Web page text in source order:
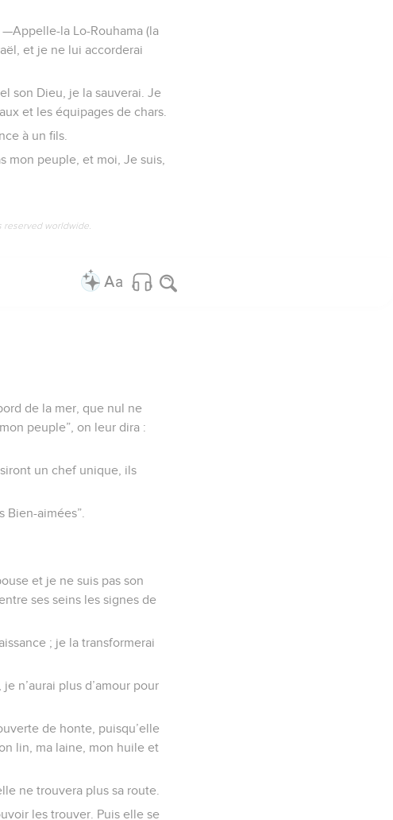
la Lo-Rouhama (la
et je ne lui accorderai
son Dieu, je la sauverai. Je
et les équipages de chars.
à un fils.
mon peuple, et moi, Je suis,
reserved worldwide.
de la mer, que nul ne
peuple”, on leur dira :
un chef unique, ils
Bien-aimées”.
et je ne suis pas son
ses seins les signes de
; je la transformerai
n’aurai plus d’amour pour
de honte, puisqu’elle
lin, ma laine, mon huile et
ne trouvera plus sa route.
les trouver. Puis elle se